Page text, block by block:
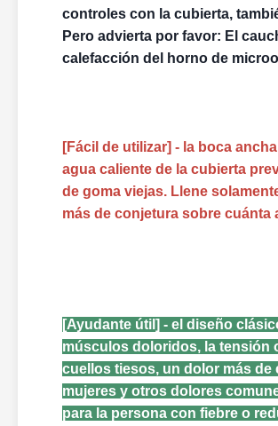
controles con la cubierta,
Pero advierta por favor: El
calefacción del horno de
[Fácil de utilizar] - la boca
agua caliente de la cubierta
de goma viejas. Llene
más de conjetura sobre cuánta
[Ayudante útil] - el diseño
músculos doloridos, la tensión
cuellos tiesos, un dolor más de
mujeres y otros dolores
para la persona con fiebre o